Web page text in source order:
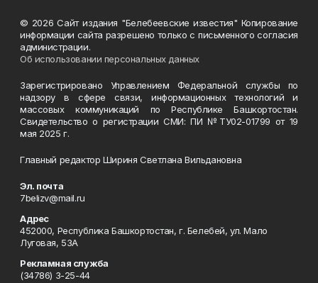
© 2026 Сайт издания "Белебеевские известия" Копирование
информации сайта разрешено только с письменного согласия
администрации.
Об использовании персональных данных
Зарегистрировано Управлением Федеральной службы по
надзору в сфере связи, информационных технологий и
массовых коммуникаций по Республике Башкортостан.
Свидетельство о регистрации СМИ: ПИ №ТУ02-01799 от 19
мая 2025 г.
Главный редактор Шириня Светлана Вильдановна
Эл. почта
7belizv@mail.ru
Адрес
452000, Республика Башкортостан, г. Белебей, ул. Мало
Луговая, 53А
Рекламная служба
(34786) 3-25-44